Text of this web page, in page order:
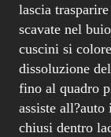
lascia
scavate nel
cuscini si
dissoluzione
fino al quadro
assiste
chiusi dentro